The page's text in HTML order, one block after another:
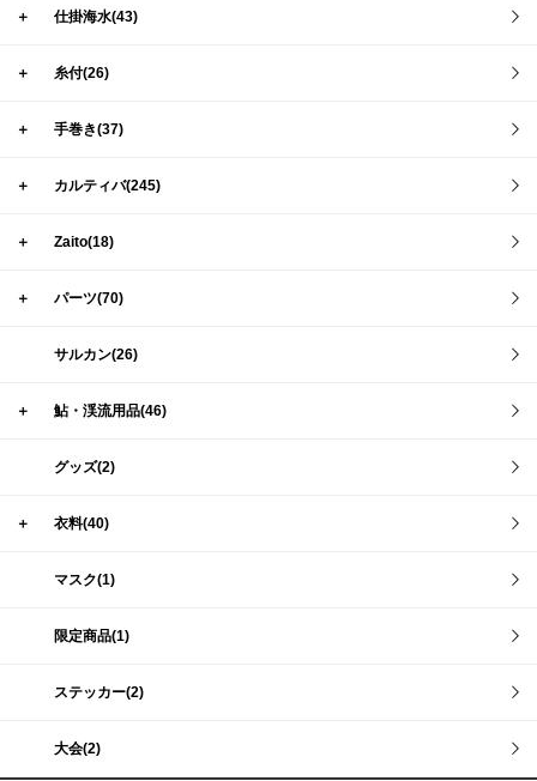
＋ 仕掛海水(43)
＋ 糸付(26)
＋ 手巻き(37)
＋ カルティバ(245)
＋ Zaito(18)
＋ パーツ(70)
サルカン(26)
＋ 鮎・渓流用品(46)
グッズ(2)
＋ 衣料(40)
マスク(1)
限定商品(1)
ステッカー(2)
大会(2)